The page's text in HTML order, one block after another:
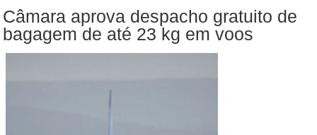
Câmara aprova despacho gratuito de
bagagem de até 23 kg em voos